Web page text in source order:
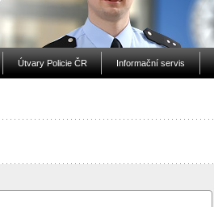
Útvary Policie ČR Informační servis